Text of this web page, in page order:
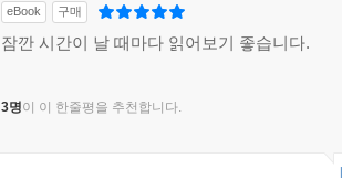
eBook 구매
잠깐 시간이 날 때마다 읽어보기 좋습니다.
3명이 이 한줄평을 추천합니다.